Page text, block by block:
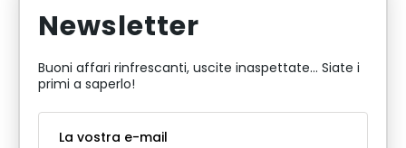
Newsletter
Buoni affari rinfrescanti, uscite inaspettate... Siate i
primi a saperlo!